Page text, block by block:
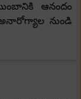
ఆనందం
నుండి